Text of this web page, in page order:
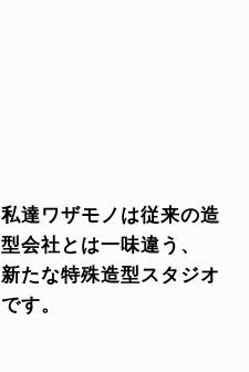
私達ワザモノは従来の造
型会社とは一味違う、
新たな特殊造型スタジオ
です。